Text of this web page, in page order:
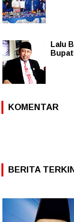
Lalu
KOMENTAR
BERITA